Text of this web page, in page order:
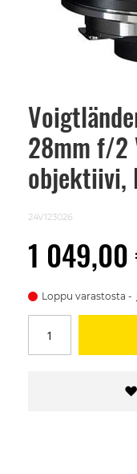
28mm f/2
objektiivi,
24V123026
1
Loppu varastosta
Skip
beginning
images